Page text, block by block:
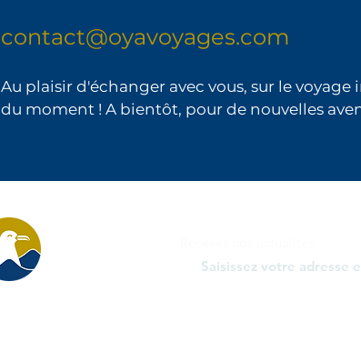
contact@oyavoyages.com
Au plaisir d'échanger avec vous, sur le
du moment ! A bientôt, pour de nouvelles